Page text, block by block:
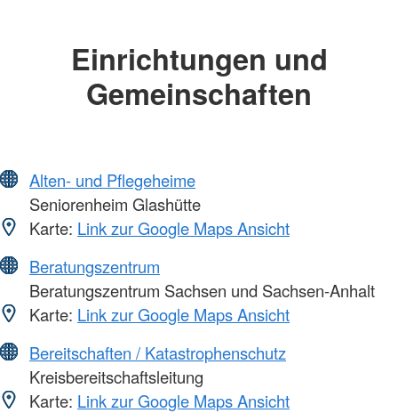
Einrichtungen und
Gemeinschaften
Alten- und Pflegeheime
Seniorenheim Glashütte
Karte: Link zur Google Maps Ansicht
Beratungszentrum
Beratungszentrum Sachsen und Sachsen-Anhalt
Karte: Link zur Google Maps Ansicht
Bereitschaften / Katastrophenschutz
Kreisbereitschaftsleitung
Karte: Link zur Google Maps Ansicht